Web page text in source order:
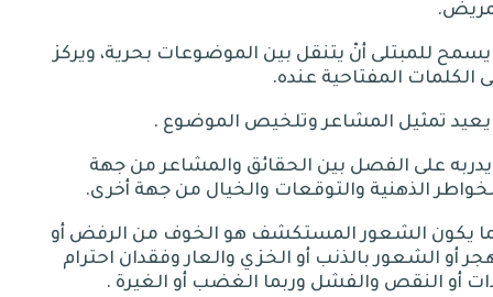
.
يسمح للمبتلى أنْ يتنقل بين الموضوعات بحرية، ويركز
الكلمات المفتاحية عنده.
.
يدربه على الفصل بين الحقائق والمشاعر من جهة
الذهنية والتوقعات والخيال من جهة أخرى.
يكون الشعور المستكشف هو الخوف من الرفض أو
أو الشعور بالذنب أو الخزي والعار وفقدان احترام
أو النقص والفشل وربما الغضب أو الغيرة .